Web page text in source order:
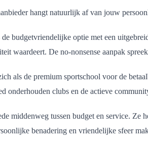
hangt natuurlijk af van jouw
de budgetvriendelijke optie met een
waardeert. De no-nonsense aanpak
als de premium sportschool voor de
onderhouden clubs en de actieve
middenweg tussen budget en service. Ze
benadering en vriendelijke sfeer